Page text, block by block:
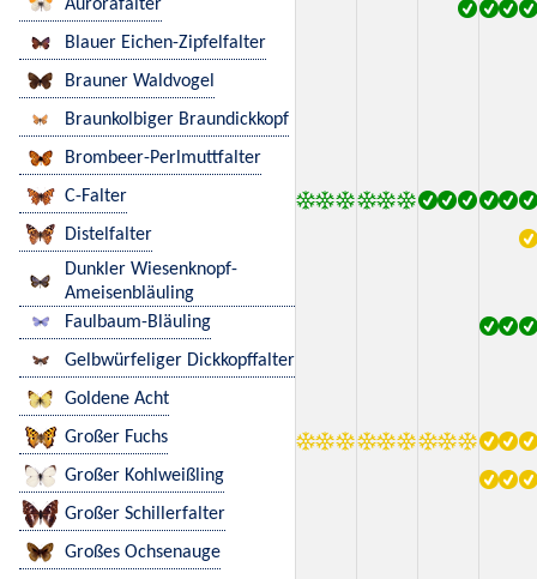
Aurorafalter
Blauer Eichen-Zipfelfalter
Brauner Waldvogel
Braunkolbiger Braundickkopf
Brombeer-Perlmuttfalter
C-Falter
Distelfalter
Dunkler Wiesenknopf-
Ameisenbläuling
Faulbaum-Bläuling
Gelbwürfeliger Dickkopffalter
Goldene Acht
Großer Fuchs
Großer Kohlweißling
Großer Schillerfalter
Großes Ochsenauge